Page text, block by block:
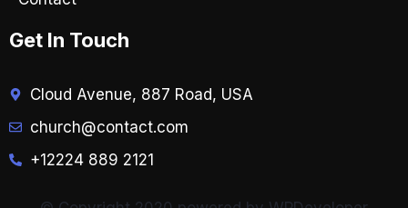
Get In Touch
Cloud Avenue, 887 Road, USA
church@contact.com
+12224 889 2121